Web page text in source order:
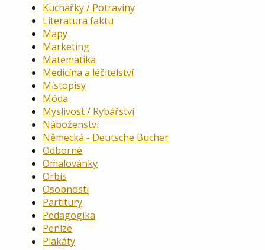
Kuchařky / Potraviny
Literatura faktu
Mapy
Marketing
Matematika
Medicína a léčitelství
Místopisy
Móda
Myslivost / Rybářství
Náboženství
Německá - Deutsche Bücher
Odborné
Omalovánky
Orbis
Osobnosti
Partitury
Pedagogika
Peníze
Plakáty